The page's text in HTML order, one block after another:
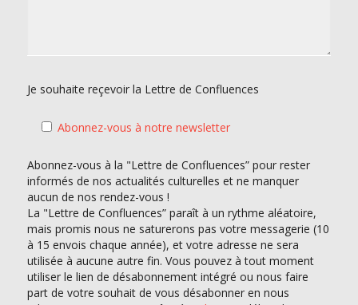
Je souhaite reçevoir la Lettre de Confluences
Abonnez-vous à notre newsletter
Abonnez-vous à la "Lettre de Confluences” pour rester
informés de nos actualités culturelles et ne manquer
aucun de nos rendez-vous !
La "Lettre de Confluences” paraît à un rythme aléatoire,
mais promis nous ne saturerons pas votre messagerie (10
à 15 envois chaque année), et votre adresse ne sera
utilisée à aucune autre fin. Vous pouvez à tout moment
utiliser le lien de désabonnement intégré ou nous faire
part de votre souhait de vous désabonner en nous